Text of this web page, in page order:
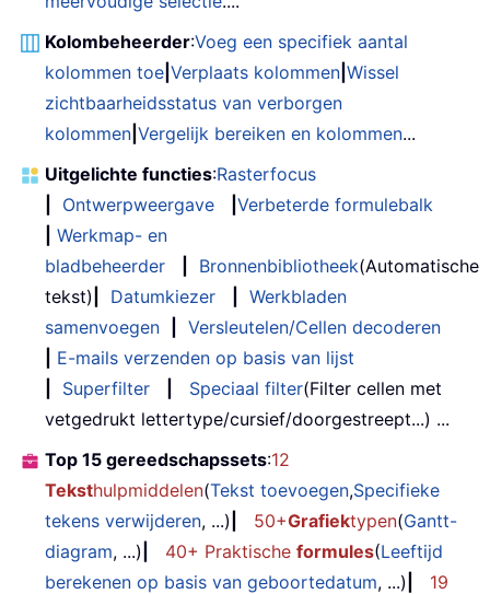
Kolombeheerder:Voeg een specifiek aantal
kolommen toe Verplaats kolommen Wissel
zichtbaarheidsstatus van verborgen
kolommen Vergelijk bereiken en kolommen...
Uitgelichte functies:Rasterfocus
Ontwerpweergave
Verbeterde formulebalk
Werkmap- en
bladbeheerder
Bronnenbibliotheek(Automatische
tekst)
Datumkiezer
Werkbladen
samenvoegen
Versleutelen/Cellen decoderen
E-mails verzenden op basis van lijst
Superfilter Speciaal filter(Filter cellen met
vetgedrukt lettertype/cursief/doorgestreept...) ...
Top 15 gereedschapssets:12
Teksthulpmiddelen(Tekst toevoegen,Specifieke
tekens verwijderen, ...) 50+Grafiektypen(Gantt-
diagram, ...) 40+ Praktische formules(Leeftijd
berekenen op basis van geboortedatum, ...)
19